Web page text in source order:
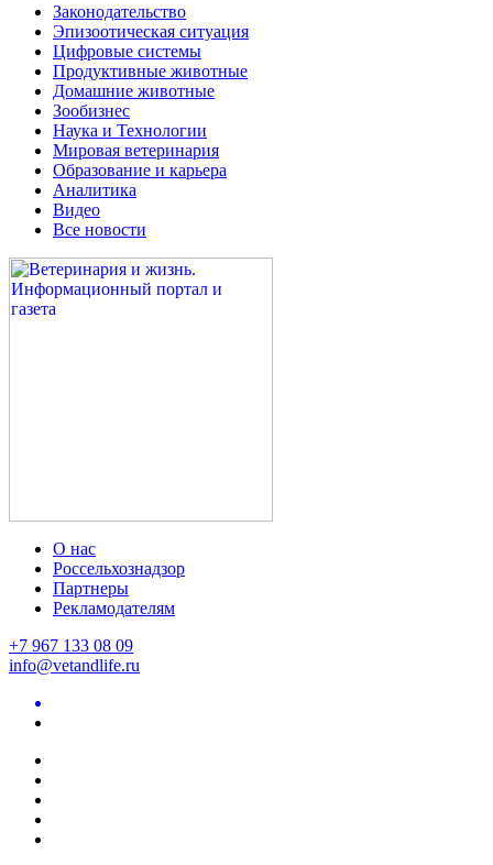
Законодательство
Эпизоотическая ситуация
Цифровые системы
Продуктивные животные
Домашние животные
Зообизнес
Наука и Технологии
Мировая ветеринария
Образование и карьера
Аналитика
Видео
Все новости
О нас
Россельхознадзор
Партнеры
Рекламодателям
+7 967 133 08 09
info@vetandlife.ru